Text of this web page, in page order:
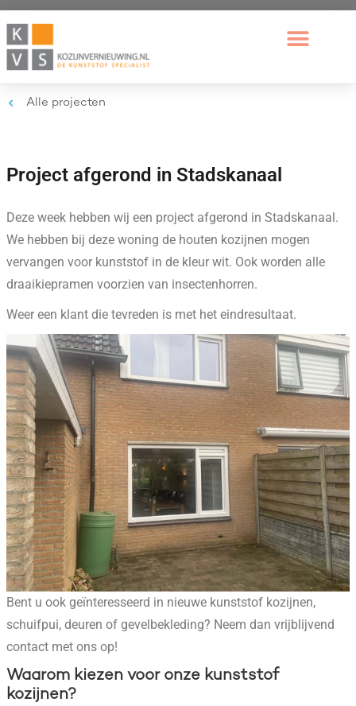
Alle projecten
Project afgerond in Stadskanaal
Deze week hebben wij een project afgerond in Stadskanaal.
We hebben bij deze woning de houten kozijnen mogen
vervangen voor kunststof in de kleur wit. Ook worden alle
draaikiepramen voorzien van insectenhorren.
Weer een klant die tevreden is met het eindresultaat.
Bent u ook geïnteresseerd in nieuwe kunststof kozijnen,
schuifpui, deuren of gevelbekleding? Neem dan vrijblijvend
contact met ons op!
Waarom kiezen voor onze kunststof
kozijnen?